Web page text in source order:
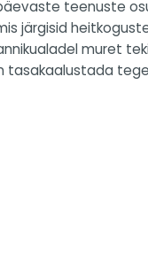
teenuste
järgisid
muret
tasakaalustada